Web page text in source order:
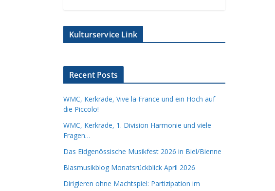
Kulturservice Link
Recent Posts
WMC, Kerkrade, Vive la France und ein Hoch auf
die Piccolo!
WMC, Kerkrade, 1. Division Harmonie und viele
Fragen…
Das Eidgenössische Musikfest 2026 in Biel/Bienne
Blasmusikblog Monatsrückblick April 2026
Dirigieren ohne Machtspiel: Partizipation im